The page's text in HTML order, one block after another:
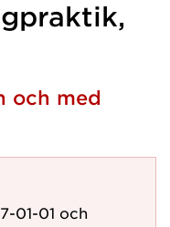
och med
01-01 och